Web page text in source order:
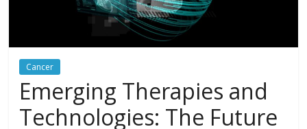
Cancer
Emerging Therapies and
Technologies: The Future